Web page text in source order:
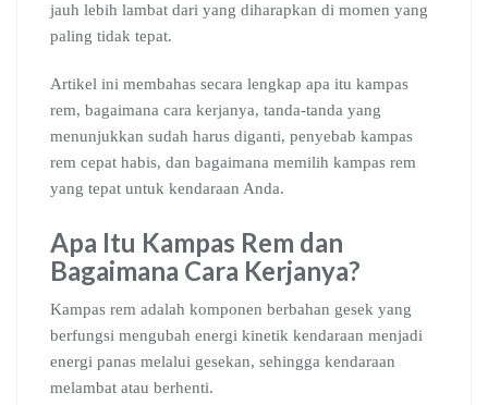
jauh lebih lambat dari yang diharapkan di momen yang
paling tidak tepat.
Artikel ini membahas secara lengkap apa itu kampas
rem, bagaimana cara kerjanya, tanda-tanda yang
menunjukkan sudah harus diganti, penyebab kampas
rem cepat habis, dan bagaimana memilih kampas rem
yang tepat untuk kendaraan Anda.
Apa Itu Kampas Rem dan
Bagaimana Cara Kerjanya?
Kampas rem adalah komponen berbahan gesek yang
berfungsi mengubah energi kinetik kendaraan menjadi
energi panas melalui gesekan, sehingga kendaraan
melambat atau berhenti.